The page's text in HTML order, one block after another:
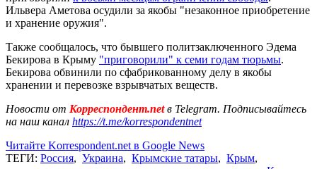
Ильвера Аметова осудили за якобы "незаконное приобретение
и хранение оружия".
Также сообщалось, что бывшего политзаключенного Эдема
Бекирова в Крыму "приговорили" к семи годам тюрьмы.
Бекирова обвинили по сфабрикованному делу в якобы
хранении и перевозке взрывчатых веществ.
Новости от Корреспондент.netв Telegram. Подписывайтесь
на наш канал https://t.me/korrespondentnet
Читайте Korrespondent.net в Google News
ТЕГИ: Россия, Украина, Крымские татары, Крым,